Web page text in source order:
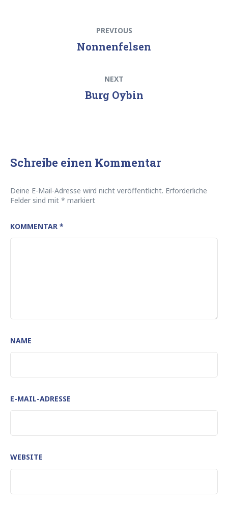
post:
PREVIOUS
Nonnenfelsen
post:
NEXT
Burg Oybin
Schreibe einen Kommentar
Deine E-Mail-Adresse wird nicht veröffentlicht. Erforderliche
Felder sind mit * markiert
KOMMENTAR *
NAME
E-MAIL-ADRESSE
WEBSITE